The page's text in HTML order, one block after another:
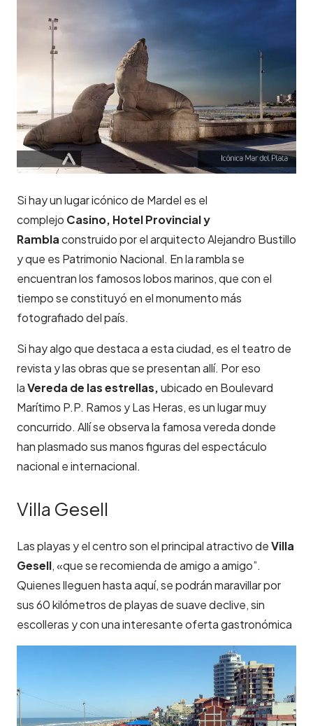
Si hay un lugar icónico de Mardel es el
complejo Casino, Hotel Provincial y
Ramblaconstruido por el arquitecto Alejandro Bustillo
y que es Patrimonio Nacional. En la rambla se
encuentran los famosos lobos marinos, que con el
tiempo se constituyó en el monumento más
fotografiado del país.
Si hay algo que destaca a esta ciudad, es el teatro de
revista y las obras que se presentan allí. Por eso
laVereda de las estrellas,ubicado en Boulevard
Marítimo P.P. Ramos y Las Heras, es un lugar muy
concurrido. Allí se observa la famosa vereda donde
han plasmado sus manos figuras del espectáculo
nacional e internacional.
Villa Gesell
Las playas y el centro son el principal atractivo deVilla
Gesell, «que se recomienda de amigo a amigo”.
Quienes lleguen hasta aquí, se podrán maravillar por
sus 60 kilómetros de playas de suave declive, sin
escolleras y con una interesante oferta gastronómica